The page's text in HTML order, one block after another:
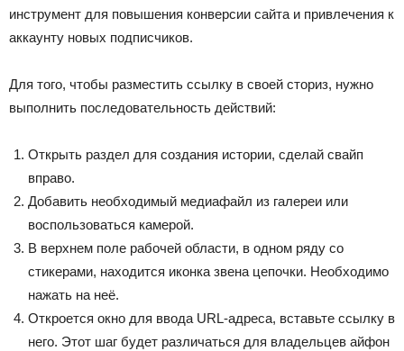
инструмент для повышения конверсии сайта и привлечения к
аккаунту новых подписчиков.
Для того, чтобы разместить ссылку в своей сториз, нужно
выполнить последовательность действий:
Открыть раздел для создания истории, сделай свайп
вправо.
Добавить необходимый медиафайл из галереи или
воспользоваться камерой.
В верхнем поле рабочей области, в одном ряду со
стикерами, находится иконка звена цепочки. Необходимо
нажать на неё.
Откроется окно для ввода URL-адреса, вставьте ссылку в
него. Этот шаг будет различаться для владельцев айфон